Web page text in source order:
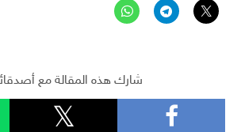
شارك هذه المقالة مع